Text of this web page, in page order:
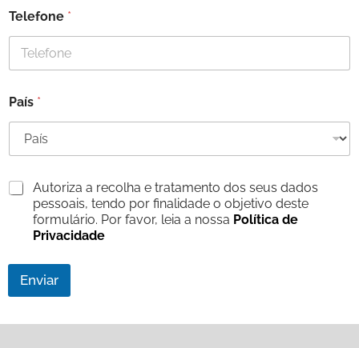
Telefone *
País *
C
b
x
s
Autoriza a recolha e tratamento dos seus dados
pessoais, tendo por finalidade o objetivo deste
formulário. Por favor, leia a nossa Política de
Privacidade
Enviar